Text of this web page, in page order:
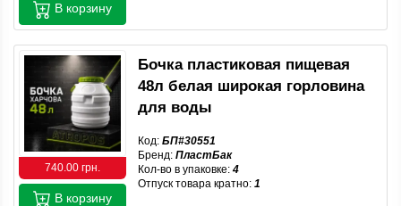
В корзину
740.00 грн.
Бочка пластиковая пищевая
48л белая широкая горловина
для воды
Код: БП#30551
Бренд: ПластБак
Кол-во в упаковке: 4
Отпуск товара кратно: 1
В корзину